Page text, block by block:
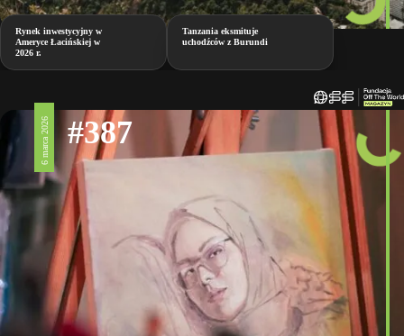
Rynek inwestycyjny w
Ameryce Łacińskiej w
2026 r.
Tanzania eksmituje
uchodźców z Burundi
6 marca 2026 #387